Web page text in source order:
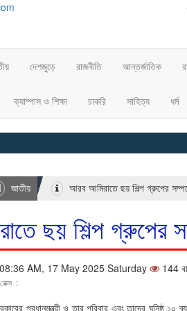
দেশজুড়ে রাজনীতি আন্তর্জাতিক
ক্যাম্পাস ও শিক্ষা চাকরি সাহিত্য ধর্ম
জাতীয় আরব আমিরাতে ছয় শিল্প গ্রুপের
ছয় শিল্প গ্রুপের
08:36 AM, 17 May 2025 Saturday 144
:
প্রধানমন্ত্রী ও তার পরিবার এবং তাদের ঘনিষ্ঠ